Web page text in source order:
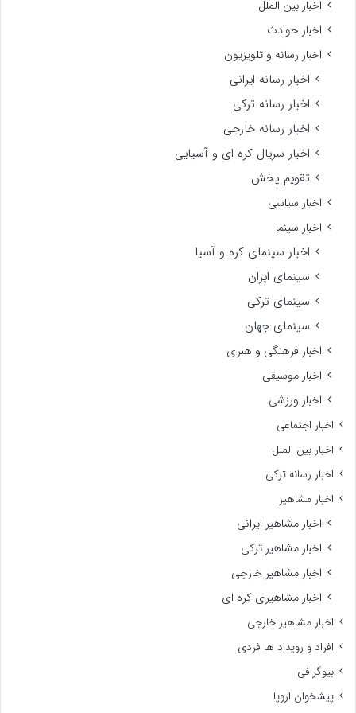
اخبار بین الملل
اخبار حوادث
اخبار رسانه و تلویزیون
اخبار رسانه ایرانی
اخبار رسانه ترکی
اخبار رسانه خارجی
اخبار سریال کره ای و آسیایی
تقویم پخش
اخبار سیاسی
اخبار سینما
اخبار سینمای کره و آسیا
سینمای ایران
سینمای ترکی
سینمای جهان
اخبار فرهنگی و هنری
اخبار موسیقی
اخبار ورزشی
اخبار اجتماعی
اخبار بین الملل
اخبار رسانه ترکی
اخبار مشاهیر
اخبار مشاهیر ایرانی
اخبار مشاهیر ترکی
اخبار مشاهیر خارجی
اخبار مشاهیری کره ای
اخبار مشاهیر خارجی
افراد و رویداد ها فردی
بیوگرافی
پیشخوان اروپا